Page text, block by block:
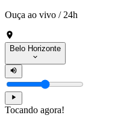
Ouça ao vivo / 24h
Belo Horizonte
Tocando agora!